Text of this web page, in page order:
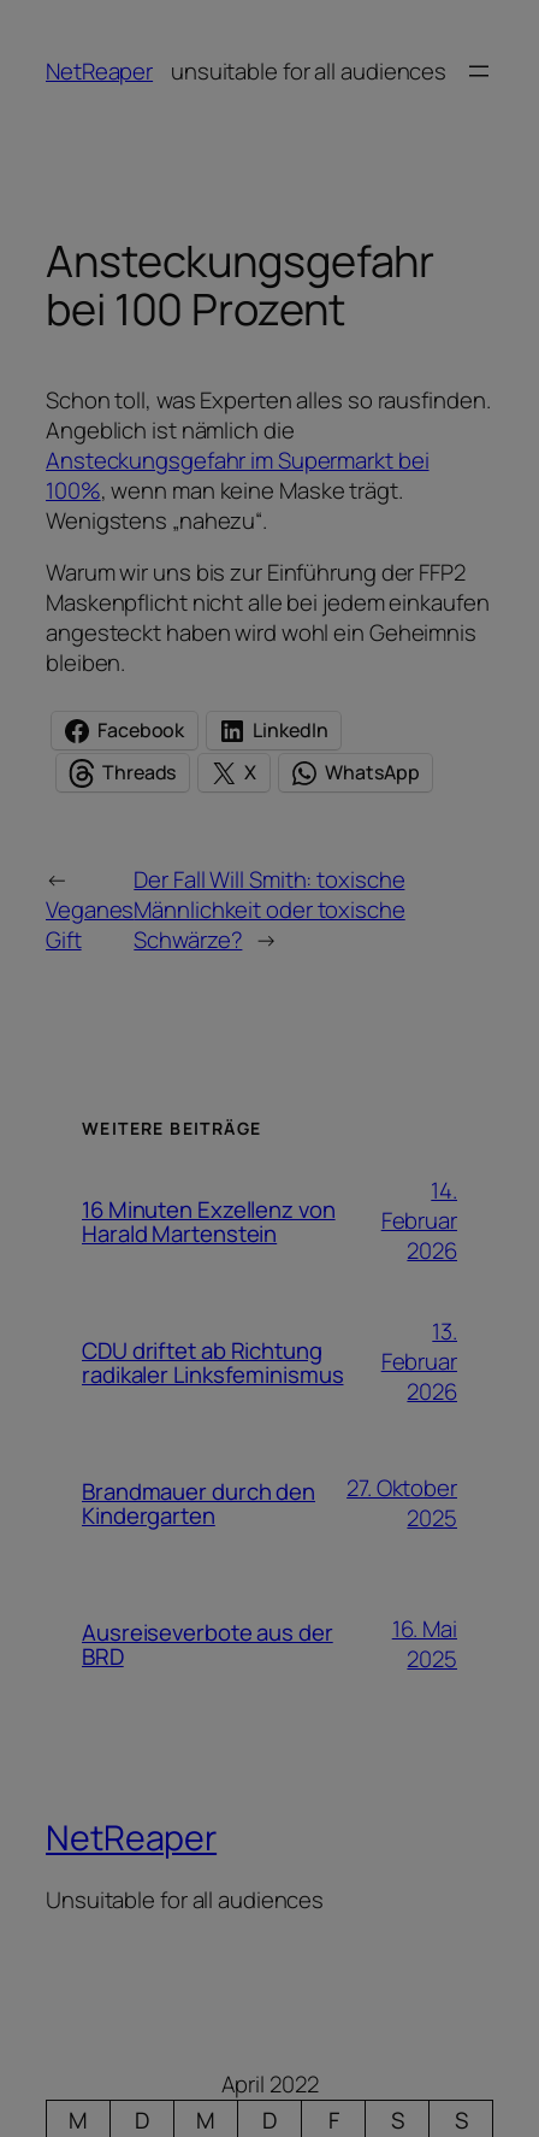
springen
NetReaper unsuitable for all audiences
Ansteckungsgefahr
bei 100 Prozent
Schon toll, was Experten alles so rausfinden.
Angeblich ist nämlich die
Ansteckungsgefahr im Supermarkt bei
100%, wenn man keine Maske trägt.
Wenigstens „nahezu“.
Warum wir uns bis zur Einführung der FFP2
Maskenpflicht nicht alle bei jedem einkaufen
angesteckt haben wird wohl ein Geheimnis
bleiben.
Facebook
LinkedIn
Threads
X WhatsApp
←
Veganes
Gift
Der Fall Will Smith: toxische
Männlichkeit oder toxische
Schwärze? →
WEITERE BEITRÄGE
16 Minuten Exzellenz von
Harald Martenstein
14.
Februar
2026
CDU driftet ab Richtung
radikaler Linksfeminismus
13.
Februar
2026
Brandmauer durch den
Kindergarten
27. Oktober
2025
Ausreiseverbote aus der
BRD
16. Mai
2025
NetReaper
Unsuitable for all audiences
April 2022
M
D M D F S
S